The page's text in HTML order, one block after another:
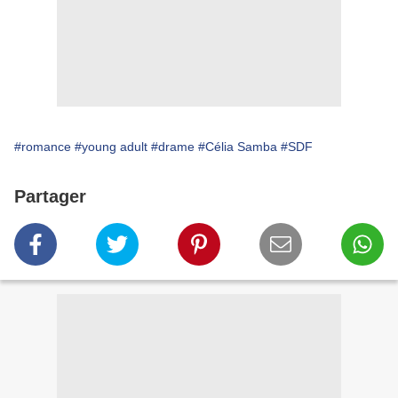
#romance #young adult #drame #Célia Samba #SDF
Partager